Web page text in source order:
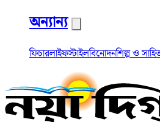
অন্যান্য
ফিচারলাইফস্টাইলবিনোদনশিল্প ও